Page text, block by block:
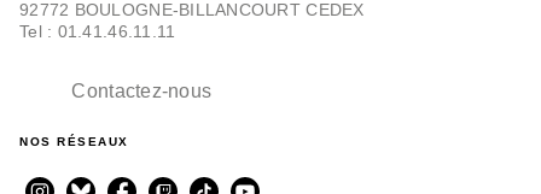
92772 BOULOGNE-BILLANCOURT CEDEX
Tel : 01.41.46.11.11
Contactez-nous
NOS RÉSEAUX